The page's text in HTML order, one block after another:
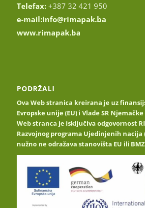
Telefax: +387 32 421 950
e-mail:info@rimapak.ba
www.rimapak.ba
PODRŽALI
Ova Web stranica kreirana je uz
Evropske unije (EU) i Vlade SR
Web stranca je isključiva odgovornost
Razvojnog programa Ujedinjenih nacija
nužno ne odražava stanovišta EU ili